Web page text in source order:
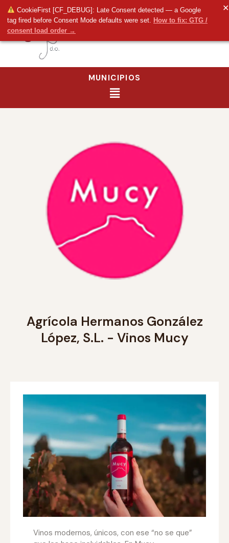
CookieFirst [CF_DEBUG]: Late Consent detected — a Google
tag fired before Consent Mode defaults were set. How to fix: GTG /
consent load order →
✕
MUNICIPIOS
Agrícola Hermanos González
López, S.L. - Vinos Mucy
Vinos modernos, únicos, con ese “no se que”